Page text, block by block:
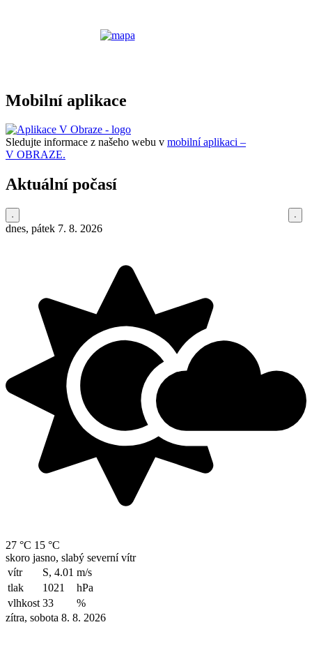
Mobilní aplikace
Sledujte informace z našeho webu v mobilní aplikaci –
V OBRAZE.
Aktuální počasí
dnes, pátek 7. 8. 2026
27 °C 15 °C
skoro jasno, slabý severní vítr
vítr
S, 4.01 m/s
tlak
1021
hPa
vlhkost 33
%
zítra, sobota 8. 8. 2026